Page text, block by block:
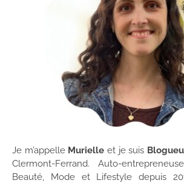
Je m’appelle Murielle et je suis
Clermont-Ferrand. Auto-
Beauté, Mode et Lifestyle depuis